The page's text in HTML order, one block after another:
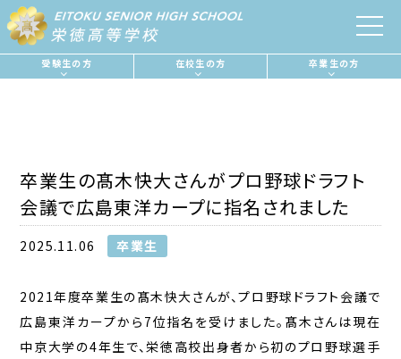
受験生の方 在校生の方 卒業生の方
卒業生の髙木快大さんがプロ野球ドラフト
会議で広島東洋カープに指名されました
2025.11.06 卒業生
2021年度卒業生の髙木快大さんが、プロ野球ドラフト会議で
広島東洋カープから7位指名を受けました。髙木さんは現在
中京大学の4年生で、栄徳高校出身者から初のプロ野球選手